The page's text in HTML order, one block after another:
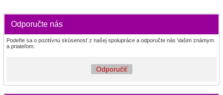
Odporučte nás
Podeľte sa o pozitívnu skúsenosť z našej spolupráce a odporučte nás Vašim známym
a priateľom:
Odporučiť